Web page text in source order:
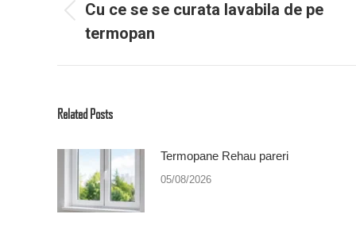
Previous
post:
Cu ce se se curata lavabila de pe
termopan
Related Posts
Termopane Rehau pareri
05/08/2026